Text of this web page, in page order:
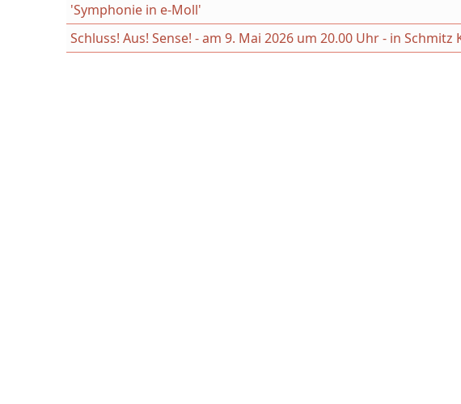
'Symphonie in e-Moll'
Schluss! Aus! Sense! - am 9. Mai 2026 um 20.00 Uhr - in